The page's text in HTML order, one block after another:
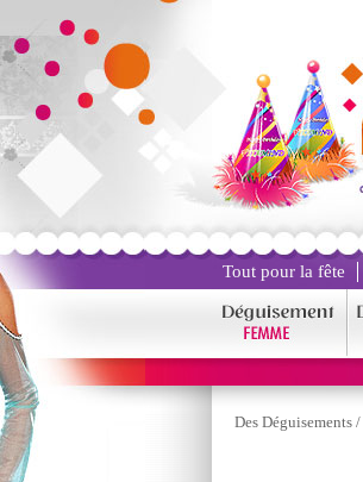
Tout pour la fête
Des Déguisements /